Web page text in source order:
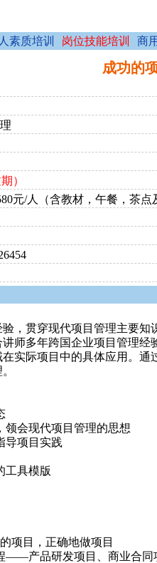
素质培训 岗位技能培训 商
成功的
）
元/人（含教材，午餐，茶
，贯穿现代项目管理主要
师多年跨国企业项目管理
实际项目中的具体应用。
会现代项目管理的思想
导项目实践
工具模版
目，正确地做项目
产品研发项目、商业合同